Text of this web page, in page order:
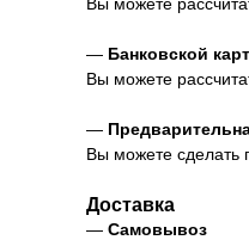
— Банковской
Вы можете
—
Вы можете сделать
Доставка
— Самовывоз